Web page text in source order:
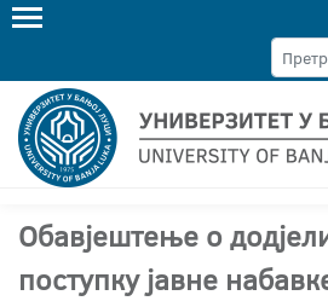
Oбавјештење о
поступку јавне